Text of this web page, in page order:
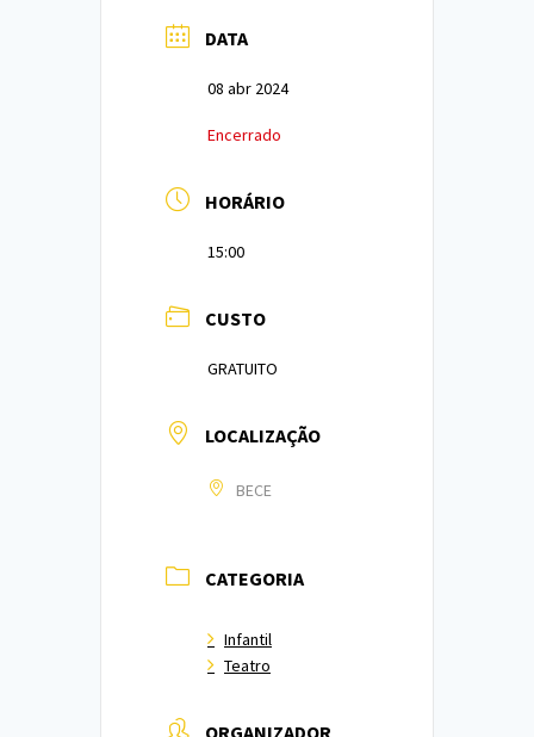
DATA
08 abr 2024
Encerrado
HORÁRIO
15:00
CUSTO
GRATUITO
LOCALIZAÇÃO
BECE
CATEGORIA
Infantil
Teatro
ORGANIZADOR